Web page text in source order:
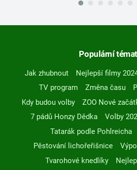
Populární
Jak zhubnout Nejlepší filmy
TV program
Změna času
Kdy budou volby
ZOO Nové
7 pádů Honzy Dědka
Volby
Tatarák podle Pohlreicha
Pěstování lichořeřišnice
Tvarohové knedlíky